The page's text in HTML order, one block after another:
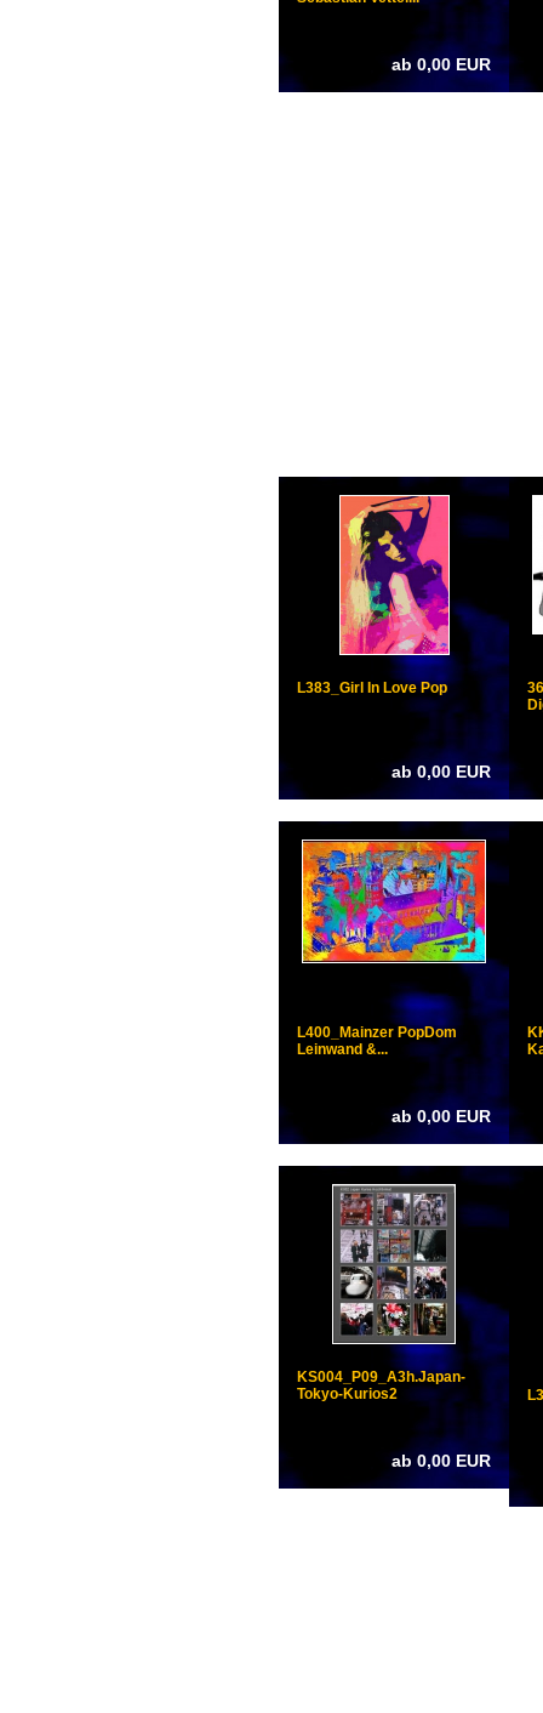
ab 0,00 EUR
L383_Girl In Love Pop
ab 0,00 EUR
L400_Mainzer PopDom
Leinwand &...
ab 0,00 EUR
KS004_P09_A3h.Japan-
Tokyo-Kurios2
ab 0,00 EUR